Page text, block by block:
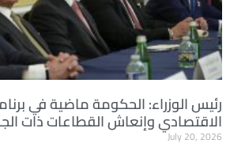
رئيس الوزراء: الحكومة ماضية في
الاقتصادي وإنعاش القطاعات ذات
July 20, 2026